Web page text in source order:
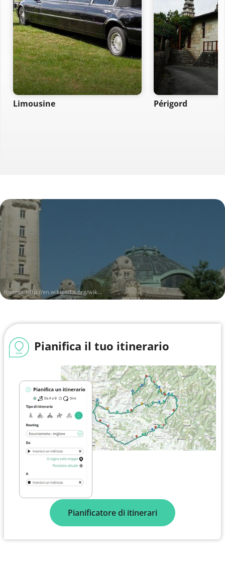
Limousine Périgord
Risorsa:http://en.wikipedia.org/wik...
Pianifica il tuo itinerario
Pianificatore di itinerari